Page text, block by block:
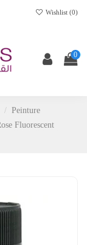
Wishlist (0)
0
Peinture
Fluorescent